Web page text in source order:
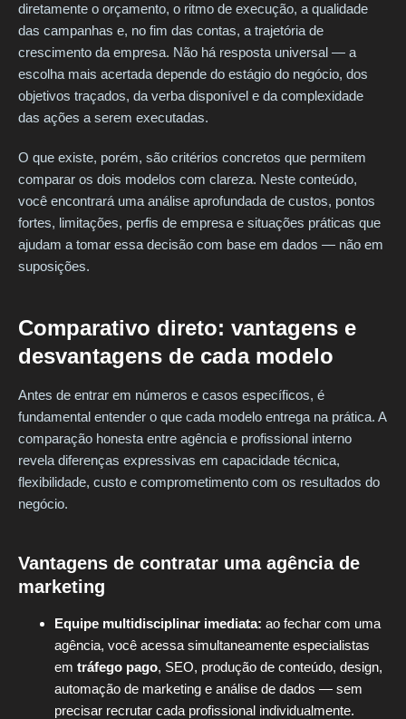
diretamente o orçamento, o ritmo de execução, a qualidade
das campanhas e, no fim das contas, a trajetória de
crescimento da empresa. Não há resposta universal — a
escolha mais acertada depende do estágio do negócio, dos
objetivos traçados, da verba disponível e da complexidade
das ações a serem executadas.
O que existe, porém, são critérios concretos que permitem
comparar os dois modelos com clareza. Neste conteúdo,
você encontrará uma análise aprofundada de custos, pontos
fortes, limitações, perfis de empresa e situações práticas que
ajudam a tomar essa decisão com base em dados — não em
suposições.
Comparativo direto: vantagens e
desvantagens de cada modelo
Antes de entrar em números e casos específicos, é
fundamental entender o que cada modelo entrega na prática. A
comparação honesta entre agência e profissional interno
revela diferenças expressivas em capacidade técnica,
flexibilidade, custo e comprometimento com os resultados do
negócio.
Vantagens de contratar uma agência de
marketing
Equipe multidisciplinar imediata: ao fechar com uma
agência, você acessa simultaneamente especialistas
em tráfego pago, SEO, produção de conteúdo, design,
automação de marketing e análise de dados — sem
precisar recrutar cada profissional individualmente.